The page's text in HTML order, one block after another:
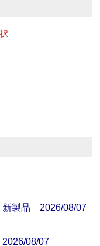
新製品 2026/08/07
08/07